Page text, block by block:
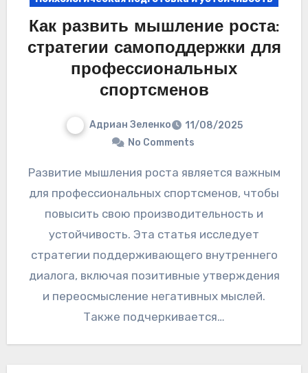
Как развить мышление роста:
стратегии самоподдержки для
профессиональных
спортсменов
Адриан Зеленко
11/08/2025
No Comments
Развитие мышления роста является важным
для профессиональных спортсменов, чтобы
повысить свою производительность и
устойчивость. Эта статья исследует
стратегии поддерживающего внутреннего
диалога, включая позитивные утверждения
и переосмысление негативных мыслей.
Также подчеркивается…